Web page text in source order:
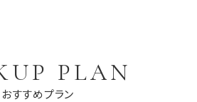
PLAN
おすすめプラン